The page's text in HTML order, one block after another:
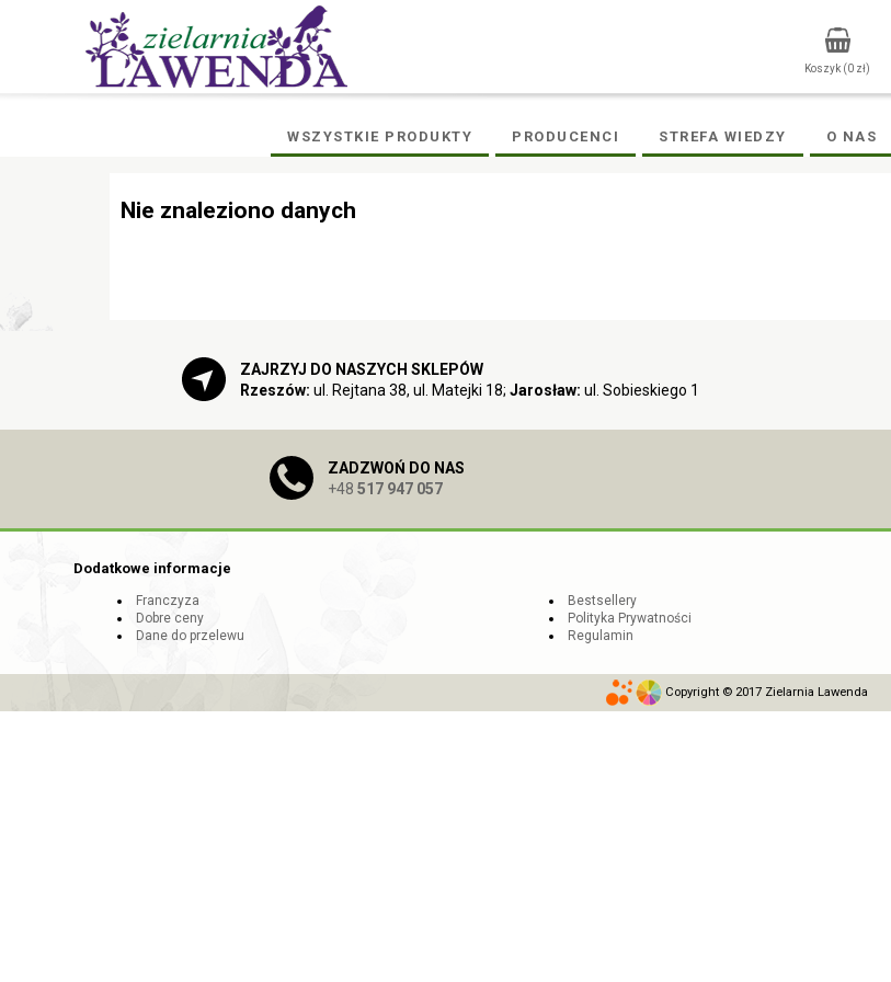
Koszyk (0 zł)
WSZYSTKIE PRODUKTY PRODUCENCI STREFA WIEDZY O NAS
Nie znaleziono danych
ZAJRZYJ DO NASZYCH SKLEPÓW
Rzeszów: ul. Rejtana 38, ul. Matejki 18; Jarosław: ul. Sobieskiego 1
ZADZWOŃ DO NAS
+48 517 947 057
Dodatkowe informacje
Franczyza
Dobre ceny
Dane do przelewu
Bestsellery
Polityka Prywatności
Regulamin
Copyright © 2017 Zielarnia Lawenda